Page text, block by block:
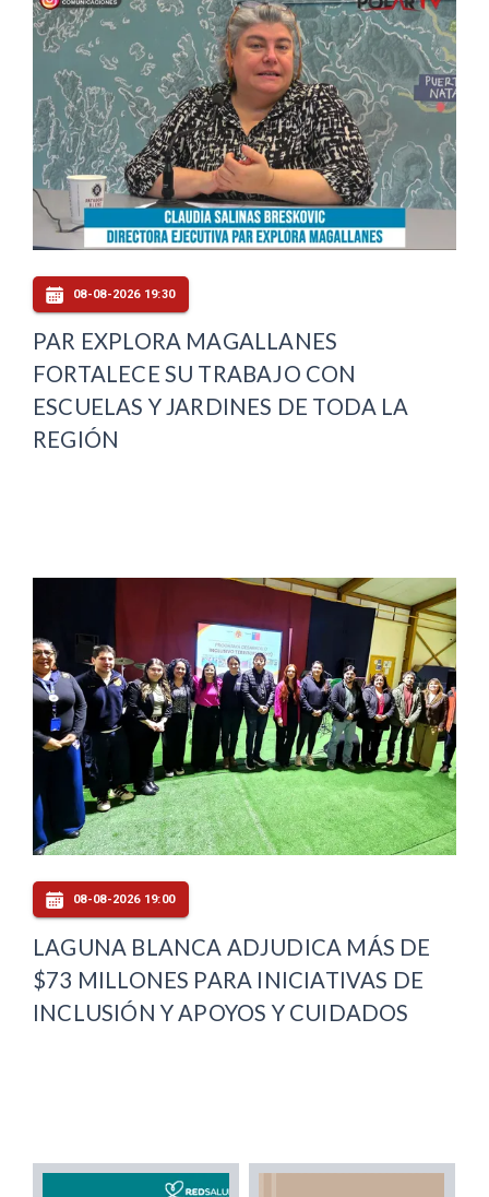
08-08-2026 19:30
PAR EXPLORA MAGALLANES
FORTALECE SU TRABAJO CON
ESCUELAS Y JARDINES DE TODA LA
REGIÓN
08-08-2026 19:00
LAGUNA BLANCA ADJUDICA MÁS DE
$73 MILLONES PARA INICIATIVAS DE
INCLUSIÓN Y APOYOS Y CUIDADOS